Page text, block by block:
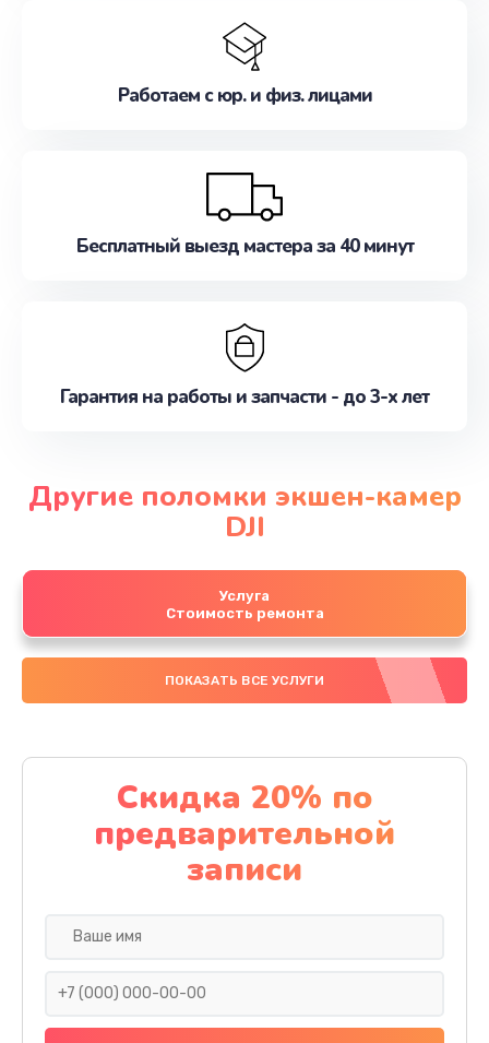
Работаем с юр. и физ. лицами
Бесплатный выезд мастера за 40 минут
Гарантия на работы и запчасти - до 3-х лет
Другие поломки экшен-камер
DJI
Услуга
Стоимость ремонта
ПОКАЗАТЬ ВСЕ УСЛУГИ
Скидка 20% по
предварительной
записи